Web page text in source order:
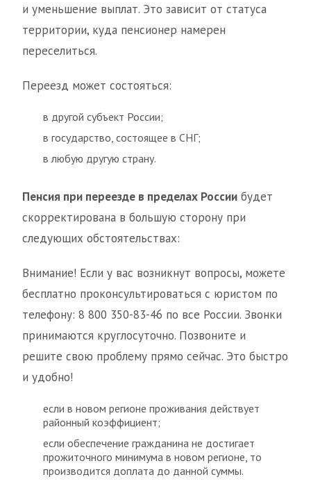
и уменьшение выплат. Это зависит от статуса
территории, куда пенсионер намерен
переселиться.
Переезд может состояться:
в другой субъект России;
в государство, состоящее в СНГ;
в любую другую страну.
Пенсия при переезде в пределах России будет
скорректирована в большую сторону при
следующих обстоятельствах:
Внимание! Если у вас возникнут вопросы, можете
бесплатно проконсультироваться с юристом по
телефону: 8 800 350-83-46 по все России. Звонки
принимаются круглосуточно. Позвоните и
решите свою проблему прямо сейчас. Это быстро
и удобно!
если в новом регионе проживания действует
районный коэффициент;
если обеспечение гражданина не достигает
прожиточного минимума в новом регионе, то
производится доплата до данной суммы.